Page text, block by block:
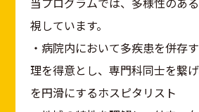
視しています。
・病院内において多疾患を併存
理を得意とし、専門科同士を繋
を円滑にするホスピタリスト